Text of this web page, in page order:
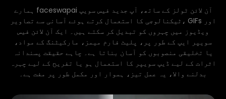
ہمارے faceswapai آن لائن ٹولز کے ساتھ، آپ جدید فیس سویپ
ٹیکنالوجی کا استعمال کرتے ہوئے آسانی سے تصاویر، GIFs اور
ویڈیوز میں چہروں کو تبدیل کر سکتے ہیں۔ ایک آن لائن فیس
سویپر ایپ کے طور پر، پلیٹ فارم میمز، مارکیٹنگ کے مواد،
یا تخلیقی منصوبوں کو آسان بناتا ہے۔ چاہے حقیقت پسندانہ
اثرات کے لیے ڈیپ سویپر کا استعمال ہو یا تفریح ​​کے لیے چہرہ
بدلنے والا، یہ عمل تیز، ہموار اور مکمل طور پر مفت ہے۔